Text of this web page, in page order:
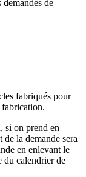
demandes de
fabriqués pour
fabrication.
si on prend en
la demande sera
en enlevant le
du calendrier de